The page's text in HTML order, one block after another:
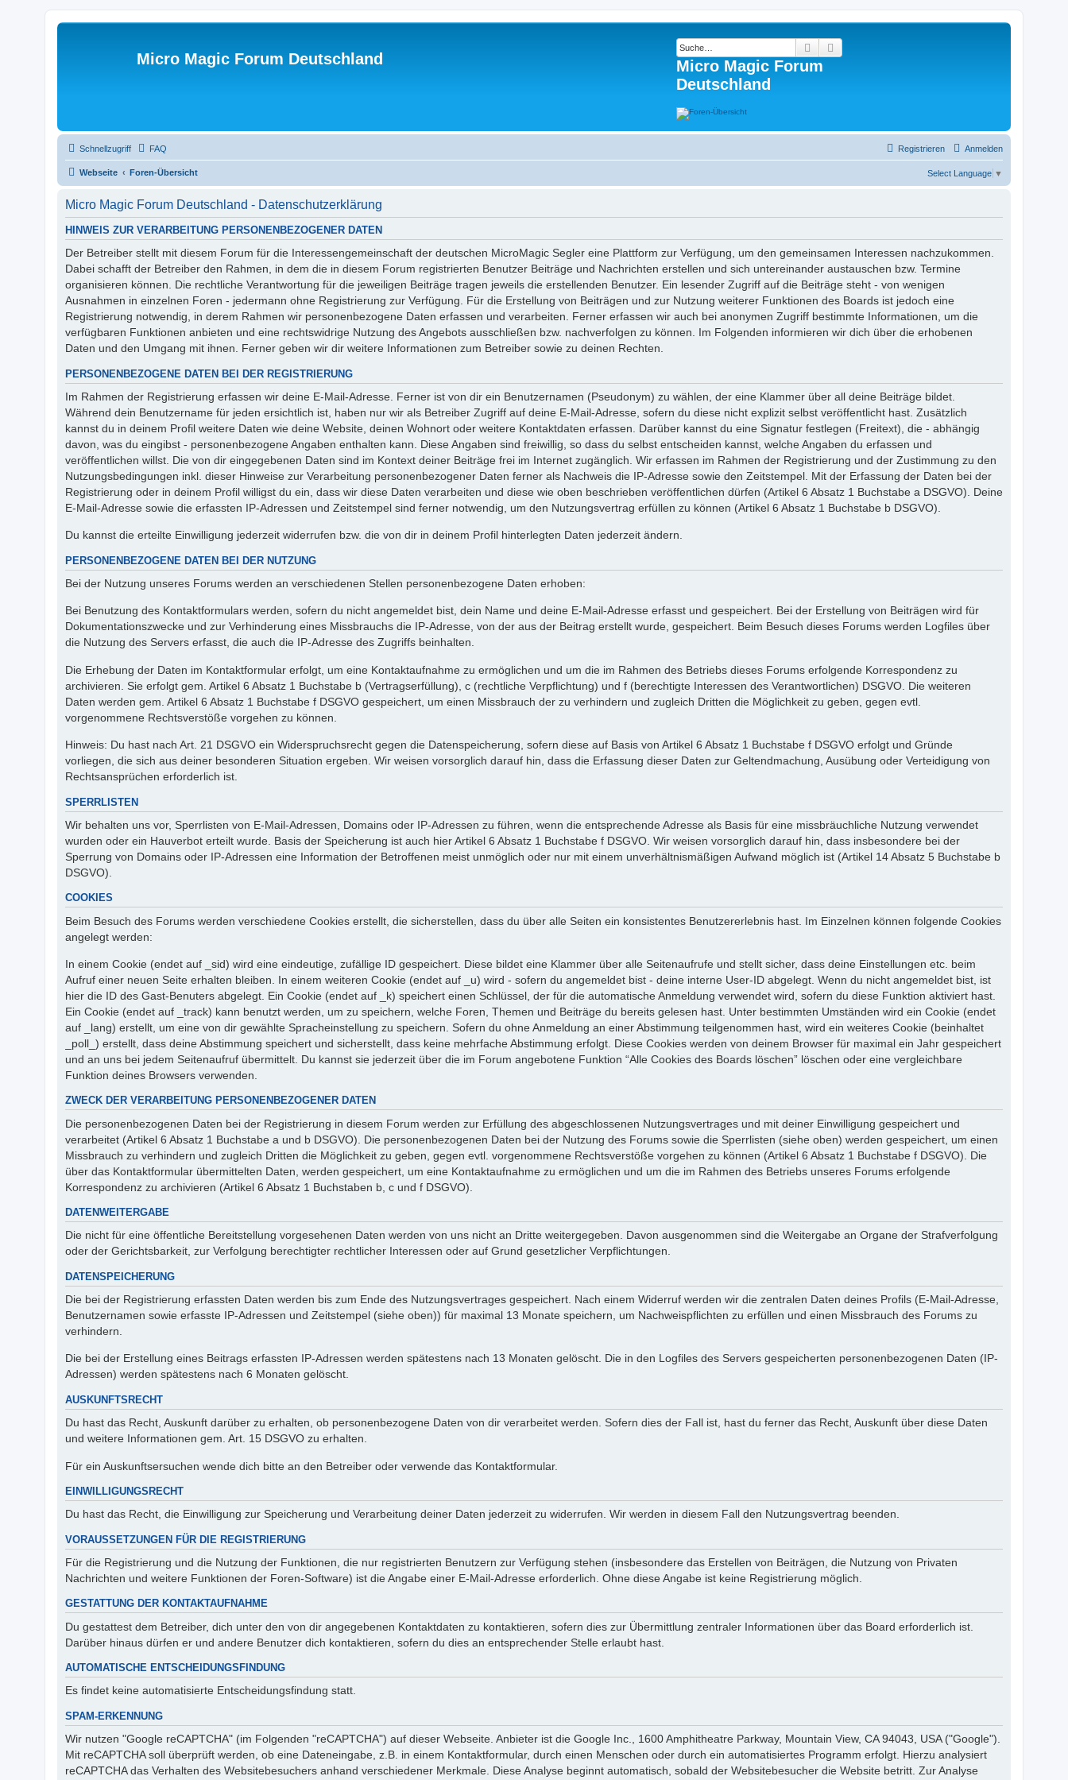
Micro Magic Forum Deutschland
Suche
Micro Magic Forum
Deutschland
Schnellzugriff FAQ Anmelden
Registrieren
Webseite Foren-Übersicht Select Language ▼
Micro Magic Forum Deutschland - Datenschutzerklärung
HINWEIS ZUR VERARBEITUNG PERSONENBEZOGENER DATEN
Der Betreiber stellt mit diesem Forum für die Interessengemeinschaft der deutschen MicroMagic Segler eine Plattform zur Verfügung, um den gemeinsamen Interessen nachzukommen.
Dabei schafft der Betreiber den Rahmen, in dem die in diesem Forum registrierten Benutzer Beiträge und Nachrichten erstellen und sich untereinander austauschen bzw. Termine
organisieren können. Die rechtliche Verantwortung für die jeweiligen Beiträge tragen jeweils die erstellenden Benutzer. Ein lesender Zugriff auf die Beiträge steht - von wenigen
Ausnahmen in einzelnen Foren - jedermann ohne Registrierung zur Verfügung. Für die Erstellung von Beiträgen und zur Nutzung weiterer Funktionen des Boards ist jedoch eine
Registrierung notwendig, in derem Rahmen wir personenbezogene Daten erfassen und verarbeiten. Ferner erfassen wir auch bei anonymen Zugriff bestimmte Informationen, um die
verfügbaren Funktionen anbieten und eine rechtswidrige Nutzung des Angebots ausschließen bzw. nachverfolgen zu können. Im Folgenden informieren wir dich über die erhobenen
Daten und den Umgang mit ihnen. Ferner geben wir dir weitere Informationen zum Betreiber sowie zu deinen Rechten.
PERSONENBEZOGENE DATEN BEI DER REGISTRIERUNG
Im Rahmen der Registrierung erfassen wir deine E-Mail-Adresse. Ferner ist von dir ein Benutzernamen (Pseudonym) zu wählen, der eine Klammer über all deine Beiträge bildet.
Während dein Benutzername für jeden ersichtlich ist, haben nur wir als Betreiber Zugriff auf deine E-Mail-Adresse, sofern du diese nicht explizit selbst veröffentlicht hast. Zusätzlich
kannst du in deinem Profil weitere Daten wie deine Website, deinen Wohnort oder weitere Kontaktdaten erfassen. Darüber kannst du eine Signatur festlegen (Freitext), die - abhängig
davon, was du eingibst - personenbezogene Angaben enthalten kann. Diese Angaben sind freiwillig, so dass du selbst entscheiden kannst, welche Angaben du erfassen und
veröffentlichen willst. Die von dir eingegebenen Daten sind im Kontext deiner Beiträge frei im Internet zugänglich. Wir erfassen im Rahmen der Registrierung und der Zustimmung zu den
Nutzungsbedingungen inkl. dieser Hinweise zur Verarbeitung personenbezogener Daten ferner als Nachweis die IP-Adresse sowie den Zeitstempel. Mit der Erfassung der Daten bei der
Registrierung oder in deinem Profil willigst du ein, dass wir diese Daten verarbeiten und diese wie oben beschrieben veröffentlichen dürfen (Artikel 6 Absatz 1 Buchstabe a DSGVO). Deine
E-Mail-Adresse sowie die erfassten IP-Adressen und Zeitstempel sind ferner notwendig, um den Nutzungsvertrag erfüllen zu können (Artikel 6 Absatz 1 Buchstabe b DSGVO).
Du kannst die erteilte Einwilligung jederzeit widerrufen bzw. die von dir in deinem Profil hinterlegten Daten jederzeit ändern.
PERSONENBEZOGENE DATEN BEI DER NUTZUNG
Bei der Nutzung unseres Forums werden an verschiedenen Stellen personenbezogene Daten erhoben:
Bei Benutzung des Kontaktformulars werden, sofern du nicht angemeldet bist, dein Name und deine E-Mail-Adresse erfasst und gespeichert. Bei der Erstellung von Beiträgen wird für
Dokumentationszwecke und zur Verhinderung eines Missbrauchs die IP-Adresse, von der aus der Beitrag erstellt wurde, gespeichert. Beim Besuch dieses Forums werden Logfiles über
die Nutzung des Servers erfasst, die auch die IP-Adresse des Zugriffs beinhalten.
Die Erhebung der Daten im Kontaktformular erfolgt, um eine Kontaktaufnahme zu ermöglichen und um die im Rahmen des Betriebs dieses Forums erfolgende Korrespondenz zu
archivieren. Sie erfolgt gem. Artikel 6 Absatz 1 Buchstabe b (Vertragserfüllung), c (rechtliche Verpflichtung) und f (berechtigte Interessen des Verantwortlichen) DSGVO. Die weiteren
Daten werden gem. Artikel 6 Absatz 1 Buchstabe f DSGVO gespeichert, um einen Missbrauch der zu verhindern und zugleich Dritten die Möglichkeit zu geben, gegen evtl.
vorgenommene Rechtsverstöße vorgehen zu können.
Hinweis: Du hast nach Art. 21 DSGVO ein Widerspruchsrecht gegen die Datenspeicherung, sofern diese auf Basis von Artikel 6 Absatz 1 Buchstabe f DSGVO erfolgt und Gründe
vorliegen, die sich aus deiner besonderen Situation ergeben. Wir weisen vorsorglich darauf hin, dass die Erfassung dieser Daten zur Geltendmachung, Ausübung oder Verteidigung von
Rechtsansprüchen erforderlich ist.
SPERRLISTEN
Wir behalten uns vor, Sperrlisten von E-Mail-Adressen, Domains oder IP-Adressen zu führen, wenn die entsprechende Adresse als Basis für eine missbräuchliche Nutzung verwendet
wurden oder ein Hauverbot erteilt wurde. Basis der Speicherung ist auch hier Artikel 6 Absatz 1 Buchstabe f DSGVO. Wir weisen vorsorglich darauf hin, dass insbesondere bei der
Sperrung von Domains oder IP-Adressen eine Information der Betroffenen meist unmöglich oder nur mit einem unverhältnismäßigen Aufwand möglich ist (Artikel 14 Absatz 5 Buchstabe b
DSGVO).
COOKIES
Beim Besuch des Forums werden verschiedene Cookies erstellt, die sicherstellen, dass du über alle Seiten ein konsistentes Benutzererlebnis hast. Im Einzelnen können folgende Cookies
angelegt werden:
In einem Cookie (endet auf _sid) wird eine eindeutige, zufällige ID gespeichert. Diese bildet eine Klammer über alle Seitenaufrufe und stellt sicher, dass deine Einstellungen etc. beim
Aufruf einer neuen Seite erhalten bleiben. In einem weiteren Cookie (endet auf _u) wird - sofern du angemeldet bist - deine interne User-ID abgelegt. Wenn du nicht angemeldet bist, ist
hier die ID des Gast-Benuters abgelegt. Ein Cookie (endet auf _k) speichert einen Schlüssel, der für die automatische Anmeldung verwendet wird, sofern du diese Funktion aktiviert hast.
Ein Cookie (endet auf _track) kann benutzt werden, um zu speichern, welche Foren, Themen und Beiträge du bereits gelesen hast. Unter bestimmten Umständen wird ein Cookie (endet
auf _lang) erstellt, um eine von dir gewählte Spracheinstellung zu speichern. Sofern du ohne Anmeldung an einer Abstimmung teilgenommen hast, wird ein weiteres Cookie (beinhaltet
_poll_) erstellt, dass deine Abstimmung speichert und sicherstellt, dass keine mehrfache Abstimmung erfolgt. Diese Cookies werden von deinem Browser für maximal ein Jahr gespeichert
und an uns bei jedem Seitenaufruf übermittelt. Du kannst sie jederzeit über die im Forum angebotene Funktion “Alle Cookies des Boards löschen” löschen oder eine vergleichbare
Funktion deines Browsers verwenden.
ZWECK DER VERARBEITUNG PERSONENBEZOGENER DATEN
Die personenbezogenen Daten bei der Registrierung in diesem Forum werden zur Erfüllung des abgeschlossenen Nutzungsvertrages und mit deiner Einwilligung gespeichert und
verarbeitet (Artikel 6 Absatz 1 Buchstabe a und b DSGVO). Die personenbezogenen Daten bei der Nutzung des Forums sowie die Sperrlisten (siehe oben) werden gespeichert, um einen
Missbrauch zu verhindern und zugleich Dritten die Möglichkeit zu geben, gegen evtl. vorgenommene Rechtsverstöße vorgehen zu können (Artikel 6 Absatz 1 Buchstabe f DSGVO). Die
über das Kontaktformular übermittelten Daten, werden gespeichert, um eine Kontaktaufnahme zu ermöglichen und um die im Rahmen des Betriebs unseres Forums erfolgende
Korrespondenz zu archivieren (Artikel 6 Absatz 1 Buchstaben b, c und f DSGVO).
DATENWEITERGABE
Die nicht für eine öffentliche Bereitstellung vorgesehenen Daten werden von uns nicht an Dritte weitergegeben. Davon ausgenommen sind die Weitergabe an Organe der Strafverfolgung
oder der Gerichtsbarkeit, zur Verfolgung berechtigter rechtlicher Interessen oder auf Grund gesetzlicher Verpflichtungen.
DATENSPEICHERUNG
Die bei der Registrierung erfassten Daten werden bis zum Ende des Nutzungsvertrages gespeichert. Nach einem Widerruf werden wir die zentralen Daten deines Profils (E-Mail-Adresse,
Benutzernamen sowie erfasste IP-Adressen und Zeitstempel (siehe oben)) für maximal 13 Monate speichern, um Nachweispflichten zu erfüllen und einen Missbrauch des Forums zu
verhindern.
Die bei der Erstellung eines Beitrags erfassten IP-Adressen werden spätestens nach 13 Monaten gelöscht. Die in den Logfiles des Servers gespeicherten personenbezogenen Daten (IP-
Adressen) werden spätestens nach 6 Monaten gelöscht.
AUSKUNFTSRECHT
Du hast das Recht, Auskunft darüber zu erhalten, ob personenbezogene Daten von dir verarbeitet werden. Sofern dies der Fall ist, hast du ferner das Recht, Auskunft über diese Daten
und weitere Informationen gem. Art. 15 DSGVO zu erhalten.
Für ein Auskunftsersuchen wende dich bitte an den Betreiber oder verwende das Kontaktformular.
EINWILLIGUNGSRECHT
Du hast das Recht, die Einwilligung zur Speicherung und Verarbeitung deiner Daten jederzeit zu widerrufen. Wir werden in diesem Fall den Nutzungsvertrag beenden.
VORAUSSETZUNGEN FÜR DIE REGISTRIERUNG
Für die Registrierung und die Nutzung der Funktionen, die nur registrierten Benutzern zur Verfügung stehen (insbesondere das Erstellen von Beiträgen, die Nutzung von Privaten
Nachrichten und weitere Funktionen der Foren-Software) ist die Angabe einer E-Mail-Adresse erforderlich. Ohne diese Angabe ist keine Registrierung möglich.
GESTATTUNG DER KONTAKTAUFNAHME
Du gestattest dem Betreiber, dich unter den von dir angegebenen Kontaktdaten zu kontaktieren, sofern dies zur Übermittlung zentraler Informationen über das Board erforderlich ist.
Darüber hinaus dürfen er und andere Benutzer dich kontaktieren, sofern du dies an entsprechender Stelle erlaubt hast.
AUTOMATISCHE ENTSCHEIDUNGSFINDUNG
Es findet keine automatisierte Entscheidungsfindung statt.
SPAM-ERKENNUNG
Wir nutzen "Google reCAPTCHA" (im Folgenden "reCAPTCHA") auf dieser Webseite. Anbieter ist die Google Inc., 1600 Amphitheatre Parkway, Mountain View, CA 94043, USA ("Google").
Mit reCAPTCHA soll überprüft werden, ob eine Dateneingabe, z.B. in einem Kontaktformular, durch einen Menschen oder durch ein automatisiertes Programm erfolgt. Hierzu analysiert
reCAPTCHA das Verhalten des Websitebesuchers anhand verschiedener Merkmale. Diese Analyse beginnt automatisch, sobald der Websitebesucher die Website betritt. Zur Analyse